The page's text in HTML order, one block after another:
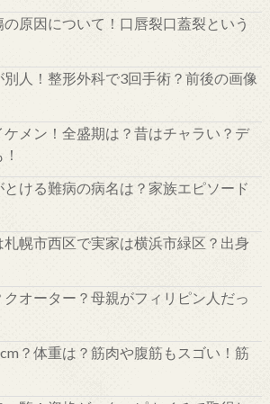
原因について！口唇裂口蓋裂という
人！整形外科で3回手術？前後の画像
メン！全盛期は？昔はチャラい？デ
ける難病の病名は？家族エピソード
幌市西区で実家は横浜市緑区？出身
オーター？母親がフィリピン人だっ
？体重は？筋肉や腹筋もスゴい！筋